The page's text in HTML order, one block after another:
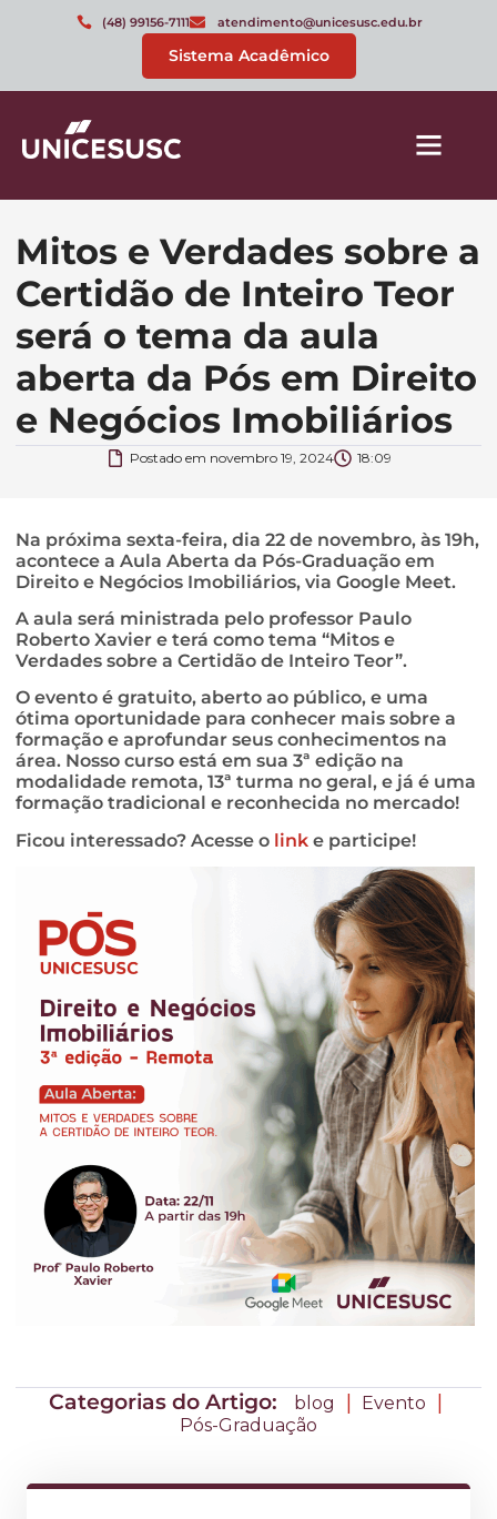
(48) 99156-7111 atendimento@unicesusc.edu.br
Sistema Acadêmico
Mitos e Verdades sobre a
Certidão de Inteiro Teor
será o tema da aula
aberta da Pós em Direito
e Negócios Imobiliários
Postado em novembro 19, 2024 18:09
Na próxima sexta-feira, dia 22 de novembro, às 19h,
acontece a Aula Aberta da Pós-Graduação em
Direito e Negócios Imobiliários, via Google Meet.
A aula será ministrada pelo professor Paulo
Roberto Xavier e terá como tema “Mitos e
Verdades sobre a Certidão de Inteiro Teor”.
O evento é gratuito, aberto ao público, e uma
ótima oportunidade para conhecer mais sobre a
formação e aprofundar seus conhecimentos na
área. Nosso curso está em sua 3ª edição na
modalidade remota, 13ª turma no geral, e já é uma
formação tradicional e reconhecida no mercado!
Ficou interessado? Acesse o link e participe!
Categorias do Artigo: blog | Evento |
Pós-Graduação